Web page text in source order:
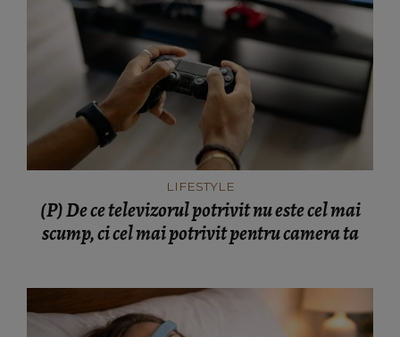
LIFESTYLE
(P) De ce televizorul potrivit nu este cel mai
scump, ci cel mai potrivit pentru camera ta